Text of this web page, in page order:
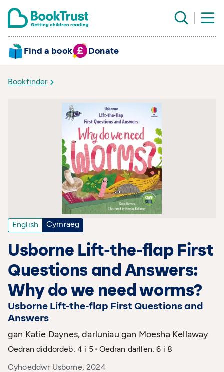
Find a book Donate
Bookfinder
English Cymraeg
Usborne Lift-the-flap First
Questions and Answers:
Why do we need worms?
Usborne Lift-the-flap First Questions and
Answers
gan Katie Daynes, darluniau gan Moesha Kellaway
Oedran diddordeb: 4 i 5
Oedran darllen: 6 i 8
Cyhoeddwr Usborne, 2024